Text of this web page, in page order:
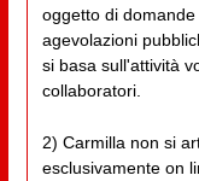
oggetto di
agevolazioni
si basa sull'attività
collaboratori.
2) Carmilla non si
esclusivamente on